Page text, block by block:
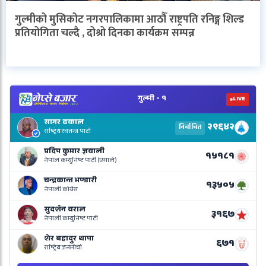
गुल्मीको मुसिकोट नगरपालिकामा आठौँ राष्ट्रपति रनिङ्ग शिल्ड
प्रतियोगिता चल्दै , दोश्रो दिनका कार्यक्रम सम्पन्न